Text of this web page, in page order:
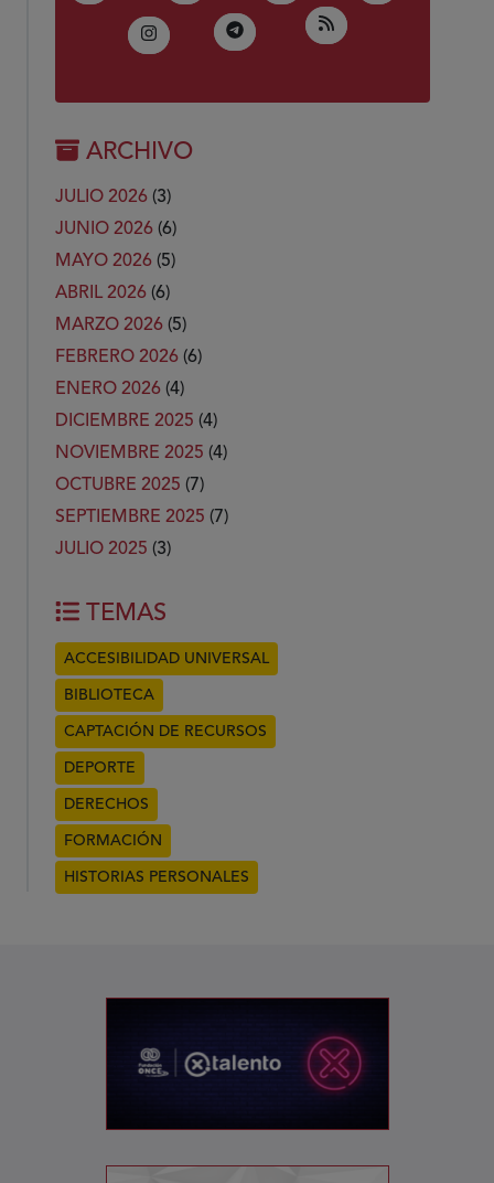
Instagram
(Abre en nueva ventana)
Telegram
(Abre en nueva ventana)
RSS
(Abre en nueva
ARCHIVO
JULIO 2026 (3)
JUNIO 2026 (6)
MAYO 2026 (5)
ABRIL 2026 (6)
MARZO 2026 (5)
FEBRERO 2026 (6)
ENERO 2026 (4)
DICIEMBRE 2025 (4)
NOVIEMBRE 2025 (4)
OCTUBRE 2025 (7)
SEPTIEMBRE 2025 (7)
JULIO 2025 (3)
TEMAS
ACCESIBILIDAD UNIVERSAL
BIBLIOTECA
CAPTACIÓN DE RECURSOS
DEPORTE
DERECHOS
FORMACIÓN
HISTORIAS PERSONALES